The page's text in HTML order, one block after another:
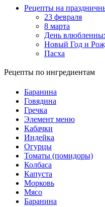
Рецепты на
23 февраля
8 марта
День
Новый Год и
Пасха
Рецепты по ингредиентам
Баранина
Говядина
Гречка
Элемент меню
Кабачки
Индейка
Огурцы
Томаты (помидоры)
Колбаса
Капуста
Морковь
Мясо
Баранина